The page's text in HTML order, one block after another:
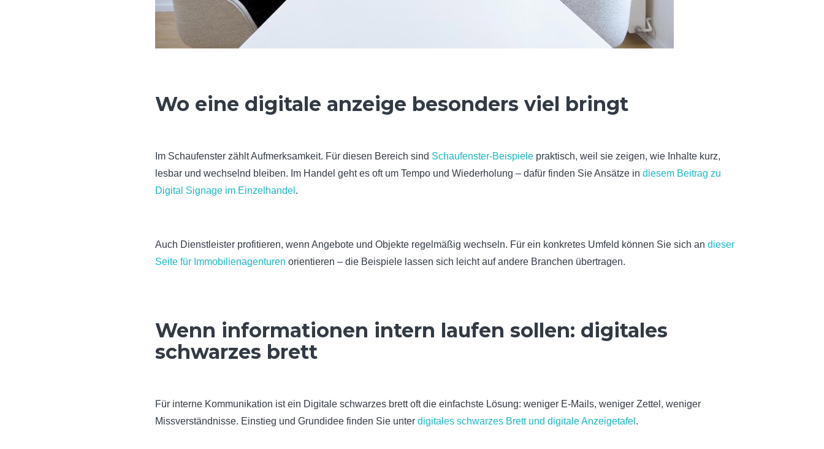
Wo eine digitale anzeige besonders viel bringt
Im Schaufenster zählt Aufmerksamkeit. Für diesen Bereich sind Schaufenster-Beispiele praktisch, weil sie zeigen, wie Inhalte kurz,
lesbar und wechselnd bleiben. Im Handel geht es oft um Tempo und Wiederholung – dafür finden Sie Ansätze indiesem Beitrag zu
Digital Signage im Einzelhandel .
Auch Dienstleister profitieren, wenn Angebote und Objekte regelmäßig wechseln. Für ein konkretes Umfeld können Sie sich andieser
Seite für Immobilienagenturen orientieren – die Beispiele lassen sich leicht auf andere Branchen übertragen.
Wenn informationen intern laufen sollen: digitales
schwarzes brett
Für interne Kommunikation ist ein Digitale schwarzes brett oft die einfachste Lösung: weniger E-Mails, weniger Zettel, weniger
Missverständnisse. Einstieg und Grundidee finden Sie unterdigitales schwarzes Brett und digitale Anzeigetafel .